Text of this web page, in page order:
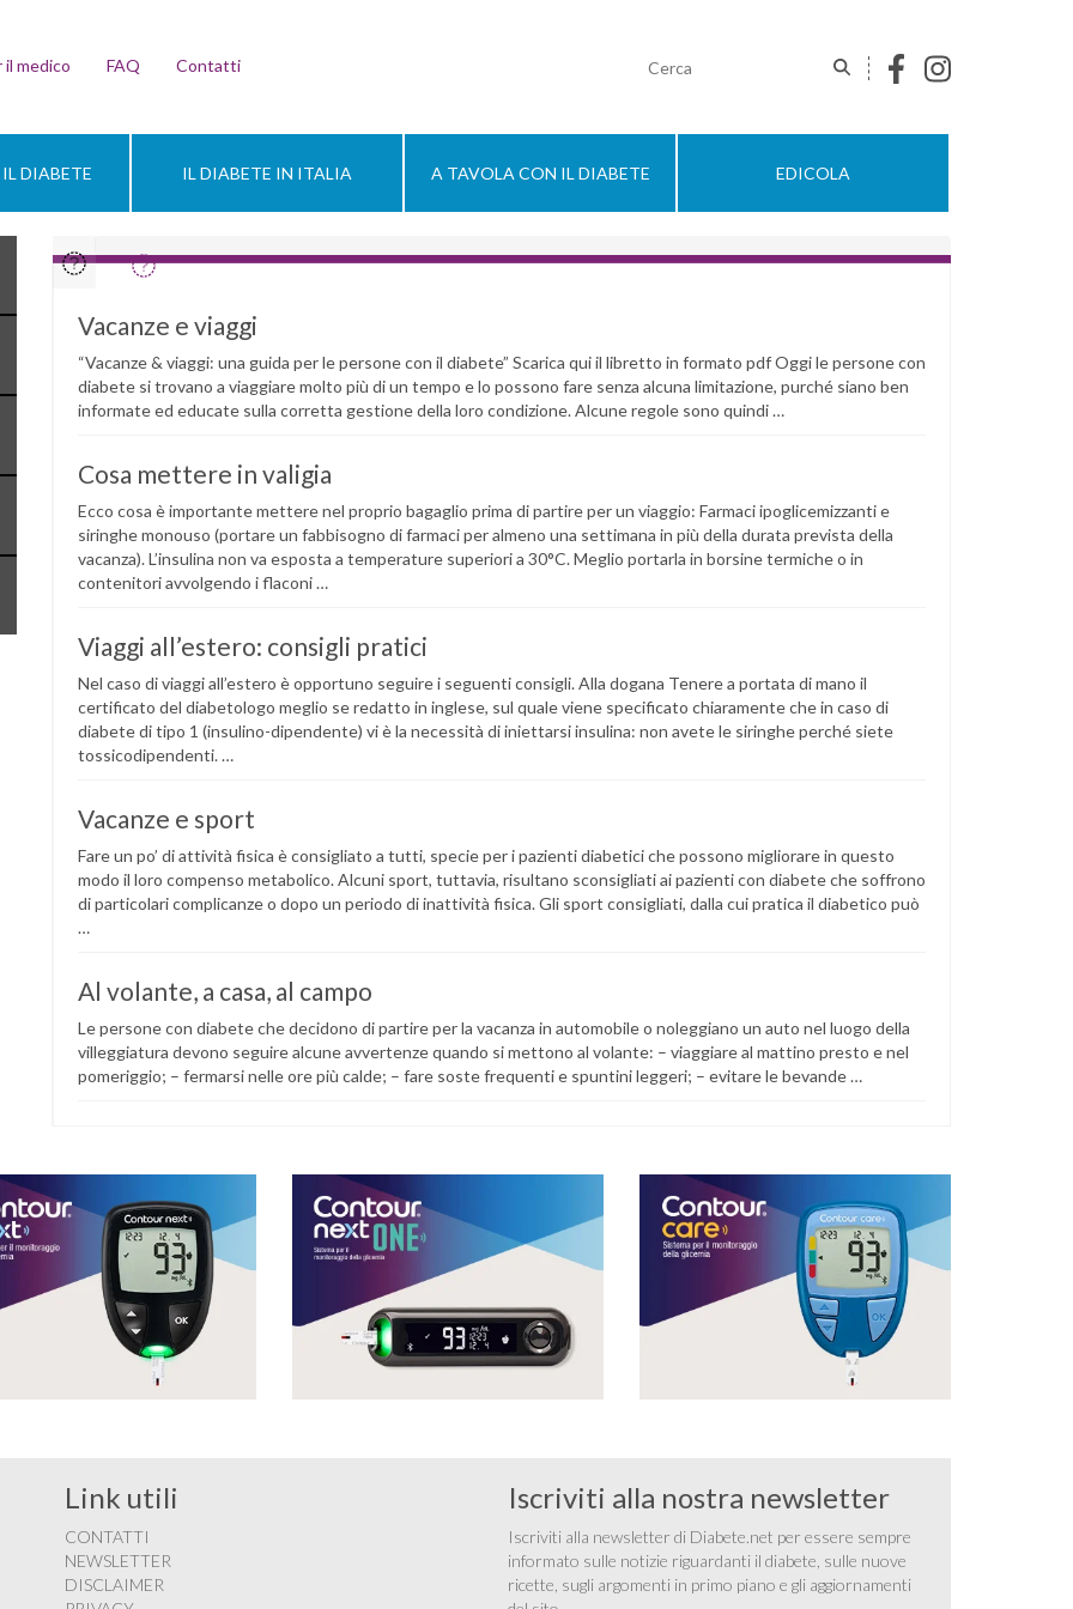
il medico FAQ Contatti
DIABETE IL DIABETE IN ITALIA A TAVOLA CON IL DIABETE EDICOLA
Vacanze e viaggi
“Vacanze & viaggi: una guida per le persone con il diabete” Scarica qui il libretto in formato pdf Oggi le persone con
diabete si trovano a viaggiare molto più di un tempo e lo possono fare senza alcuna limitazione, purché siano ben
informate ed educate sulla corretta gestione della loro condizione. Alcune regole sono quindi …
Cosa mettere in valigia
Ecco cosa è importante mettere nel proprio bagaglio prima di partire per un viaggio: Farmaci ipoglicemizzanti e
siringhe monouso (portare un fabbisogno di farmaci per almeno una settimana in più della durata prevista della
vacanza). L’insulina non va esposta a temperature superiori a 30°C. Meglio portarla in borsine termiche o in
contenitori avvolgendo i flaconi …
Viaggi all’estero: consigli pratici
Nel caso di viaggi all’estero è opportuno seguire i seguenti consigli. Alla dogana Tenere a portata di mano il
certificato del diabetologo meglio se redatto in inglese, sul quale viene specificato chiaramente che in caso di
diabete di tipo 1 (insulino-dipendente) vi è la necessità di iniettarsi insulina: non avete le siringhe perché siete
tossicodipendenti. …
Vacanze e sport
Fare un po’ di attività fisica è consigliato a tutti, specie per i pazienti diabetici che possono migliorare in questo
modo il loro compenso metabolico. Alcuni sport, tuttavia, risultano sconsigliati ai pazienti con diabete che soffrono
di particolari complicanze o dopo un periodo di inattività fisica. Gli sport consigliati, dalla cui pratica il diabetico può
…
Al volante, a casa, al campo
Le persone con diabete che decidono di partire per la vacanza in automobile o noleggiano un auto nel luogo della
villeggiatura devono seguire alcune avvertenze quando si mettono al volante: – viaggiare al mattino presto e nel
pomeriggio; – fermarsi nelle ore più calde; – fare soste frequenti e spuntini leggeri; – evitare le bevande …
Link utili
CONTATTI
NEWSLETTER
DISCLAIMER
Iscriviti alla nostra newsletter
Iscriviti alla newsletter di Diabete.net per essere sempre
informato sulle notizie riguardanti il diabete, sulle nuove
ricette, sugli argomenti in primo piano e gli aggiornamenti